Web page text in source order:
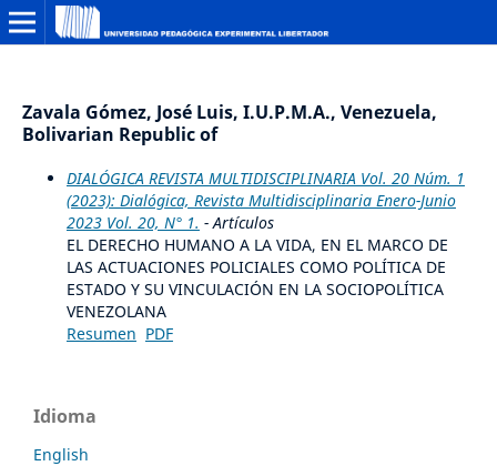
Zavala Gómez, José Luis, I.U.P.M.A., Venezuela,
Bolivarian Republic of
DIALÓGICA REVISTA MULTIDISCIPLINARIA Vol. 20 Núm. 1
(2023): Dialógica, Revista Multidisciplinaria Enero-Junio
2023 Vol. 20, N° 1. - Artículos
EL DERECHO HUMANO A LA VIDA, EN EL MARCO DE
LAS ACTUACIONES POLICIALES COMO POLÍTICA DE
ESTADO Y SU VINCULACIÓN EN LA SOCIOPOLÍTICA
VENEZOLANA
Resumen PDF
Idioma
English